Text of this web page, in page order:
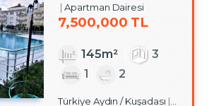
Apartman Dairesi
7,500,000 TL
145m²
3
1
2
Türkiye Aydın / Kuşadası